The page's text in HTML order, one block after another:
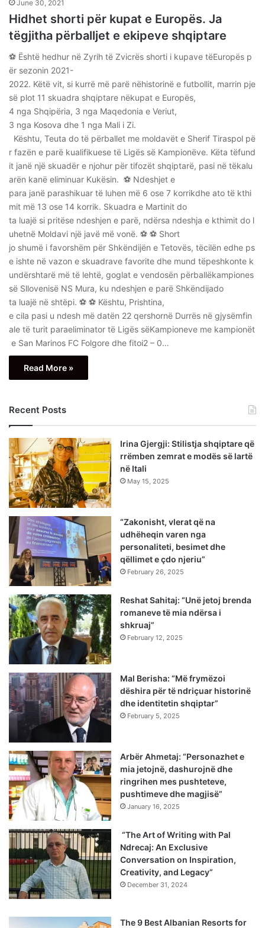
June 30, 2021
Hidhet shorti për kupat e Europës. Ja
tëgjitha përballjet e ekipeve shqiptare
⚽️ Është hedhur në Zyrih të Zvicrës shorti i kupave tëEuropës p
ër sezonin 2021-
2022. Këtë vit, si kurrë më parë nëhistorinë e futbollit, marrin pje
së plot 11 skuadra shqiptare nëkupat e Europës,
4 nga Shqipëria, 3 nga Maqedonia e Veriut,
3 nga Kosova dhe 1 nga Mali i Zi.
Kështu, Teuta do të përballet me moldavët e Sherif Tiraspol pë
r fazën e parë kualifikuese të Ligës së Kampionëve. Këta tëfund
it janë një skuadër e njohur për tifozët shqiptarë, pasi në tëkalu
arën kanë eliminuar Kukësin. ⚽️ Ndeshjet e
para janë parashikuar të luhen më 6 ose 7 korrikdhe ato të kthi
mit më 13 ose 14 korrik. Skuadra e Martinit do
ta luajë si pritëse ndeshjen e parë, ndërsa ndeshja e kthimit do l
uhetnë Moldavi një javë më vonë. ⚽️ ⚽️ Short
jo shumë i favorshëm për Shkëndijën e Tetovës, tëcilën edhe ps
e ishte në vazon e skuadrave favorite dhe mund tëpeshkonte k
undërshtarë më të lehtë, goglat e vendosën përballëkampiones
së Sllovenisë NS Mura, ku ndeshjen e parë Shkëndijado
ta luajë në shtëpi. ⚽️ ⚽️ Kështu, Prishtina,
e cila pasi u ndesh më datën 22 qershornë Durrës në gjysëmfin
ale të turit paraeliminator të Ligës sëKampioneve me kampionët
e San Marinos FC Folgore dhe fitoi2 – 0…
Read More »
Recent Posts
Irina Gjergji: Stilistja shqiptare që
rrëmben zemrat e modës së lartë
në Itali
May 15, 2025
“Zakonisht, vlerat që na
udhëheqin varen nga
personaliteti, besimet dhe
qëllimet e çdo njeriu”
February 26, 2025
Reshat Sahitaj: “Unë jetoj brenda
romaneve të mia ndërsa i
shkruaj”
February 12, 2025
Mal Berisha: “Më frymëzoi
dëshira për të ndriçuar historinë
dhe identitetin shqiptar”
February 5, 2025
Arbër Ahmetaj: “Personazhet e
mia jetojnë, dashurojnë dhe
ringrihen mes pushteteve,
pushtimeve dhe magjisë”
January 16, 2025
“The Art of Writing with Pal
Ndrecaj: An Exclusive
Conversation on Inspiration,
Creativity, and Legacy”
December 31, 2024
The 9 Best Albanian Resorts for